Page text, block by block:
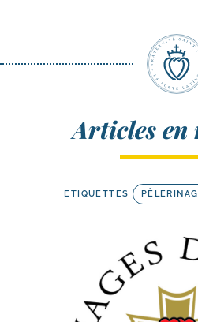
Articles
ETIQUETTES